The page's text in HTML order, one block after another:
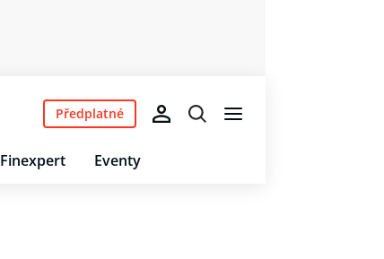
Finexpert Eventy
Předplatné